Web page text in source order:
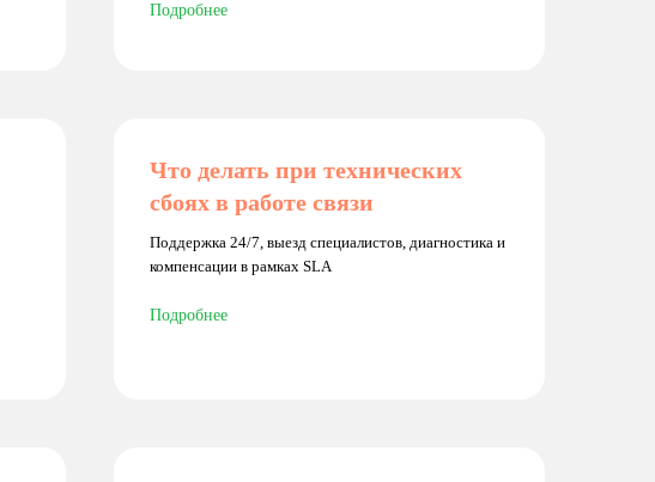
Подробнее
Что делать при технических
сбоях в работе связи
Поддержка 24/7, выезд специалистов, диагностика и
компенсации в рамках SLA
Подробнее